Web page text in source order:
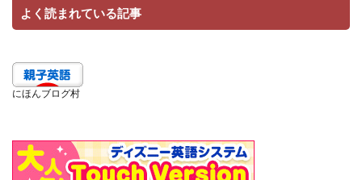
よく読まれている記事
にほんブログ村